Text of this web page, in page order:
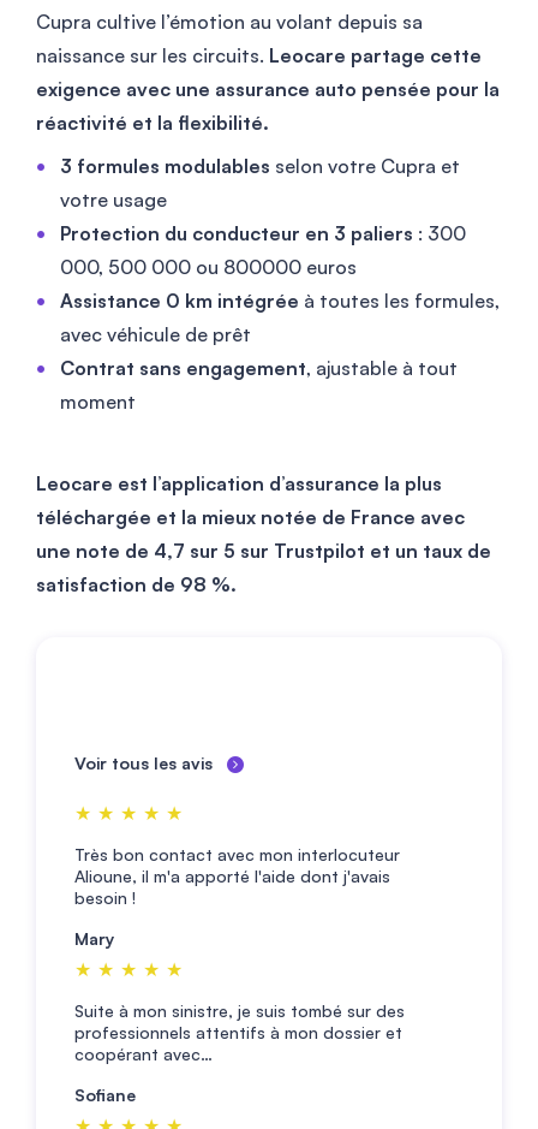
Cupra cultive l’émotion au volant depuis sa
naissance sur les circuits. Leocare partage cette
exigence avec une assurance auto pensée pour la
réactivité et la flexibilité.
3 formules modulables selon votre Cupra et
votre usage
Protection du conducteur en 3 paliers : 300
000, 500 000 ou 800000 euros
Assistance 0 km intégrée à toutes les formules,
avec véhicule de prêt
Contrat sans engagement, ajustable à tout
moment
Leocare est l’application d’assurance la plus
téléchargée et la mieux notée de France avec
une note de 4,7 sur 5 sur Trustpilot et un taux de
satisfaction de 98 %.
Voir tous les avis
★★★★★
Très bon contact avec mon interlocuteur
Alioune, il m'a apporté l'aide dont j'avais
besoin !
Mary
★★★★★
Suite à mon sinistre, je suis tombé sur des
professionnels attentifs à mon dossier et
coopérant avec…
Sofiane